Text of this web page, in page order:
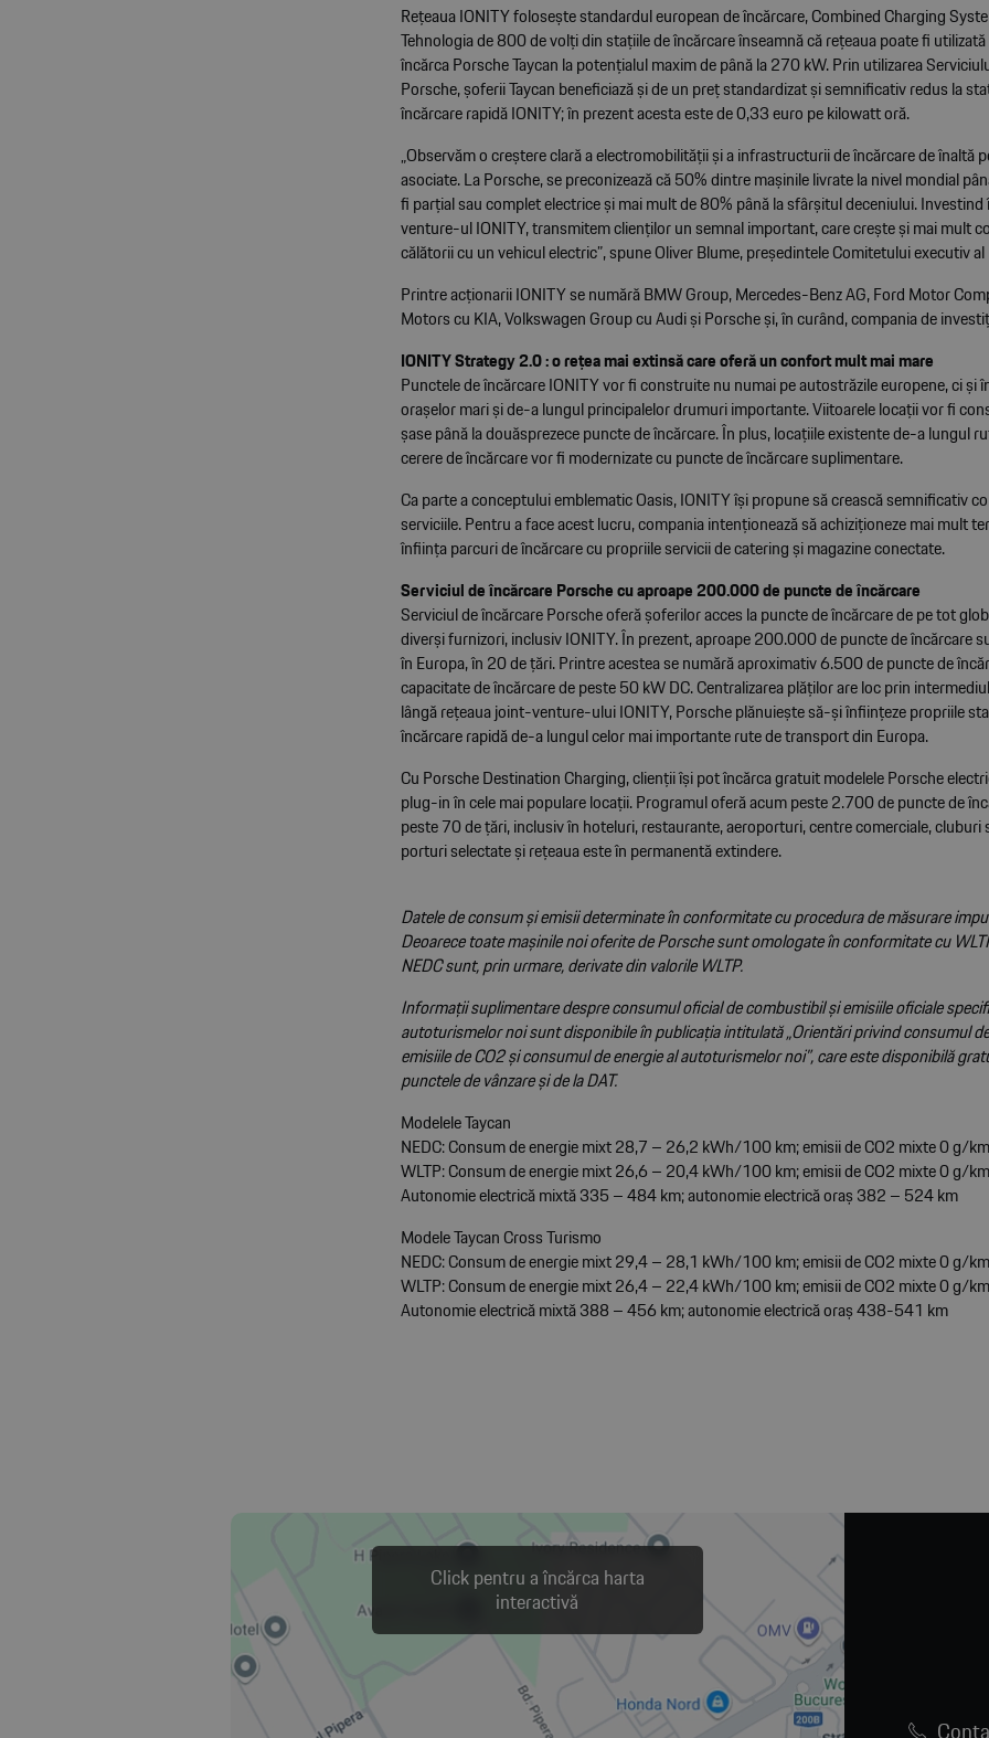
Rețeaua IONITY folosește standardul european de încărcare, Combined Charging
Tehnologia de 800 de volți din stațiile de încărcare înseamnă că rețeaua poate fi
încărca Porsche Taycan la potențialul maxim de până la 270 kW. Prin utilizarea
Porsche, șoferii Taycan beneficiază și de un preț standardizat și semnificativ redus la
încărcare rapidă IONITY; în prezent acesta este de 0,33 euro pe kilowatt oră.
„Observăm o creștere clară a electromobilității și a infrastructurii de încărcare de înaltă
asociate. La Porsche, se preconizează că 50% dintre mașinile livrate la nivel mondial
fi parțial sau complet electrice și mai mult de 80% până la sfârșitul deceniului.
venture-ul IONITY, transmitem clienților un semnal important, care crește și mai mult
călătorii cu un vehicul electric”, spune Oliver Blume, președintele Comitetului executiv
Printre acționarii IONITY se numără BMW Group, Mercedes-Benz AG, Ford Motor
Motors cu KIA, Volkswagen Group cu Audi și Porsche și, în curând, compania de
IONITY Strategy 2.0 : o rețea mai extinsă care oferă un confort mult mai mare
Punctele de încărcare IONITY vor fi construite nu numai pe autostrăzile europene, ci și
orașelor mari și de-a lungul principalelor drumuri importante. Viitoarele locații vor fi
șase până la douăsprezece puncte de încărcare. În plus, locațiile existente de-a lungul
cerere de încărcare vor fi modernizate cu puncte de încărcare suplimentare.
Ca parte a conceptului emblematic Oasis, IONITY își propune să crească semnificativ
serviciile. Pentru a face acest lucru, compania intenționează să achiziționeze mai mult
înființa parcuri de încărcare cu propriile servicii de catering și magazine conectate.
Serviciul de încărcare Porsche cu aproape 200.000 de puncte de încărcare
Serviciul de încărcare Porsche oferă șoferilor acces la puncte de încărcare de pe tot
diverși furnizori, inclusiv IONITY. În prezent, aproape 200.000 de puncte de încărcare
în Europa, în 20 de țări. Printre acestea se numără aproximativ 6.500 de puncte de
capacitate de încărcare de peste 50 kW DC. Centralizarea plăților are loc prin
lângă rețeaua joint-venture-ului IONITY, Porsche plănuiește să-și înființeze propriile
încărcare rapidă de-a lungul celor mai importante rute de transport din Europa.
Cu Porsche Destination Charging, clienții își pot încărca gratuit modelele Porsche
plug-in în cele mai populare locații. Programul oferă acum peste 2.700 de puncte de
peste 70 de țări, inclusiv în hoteluri, restaurante, aeroporturi, centre comerciale, cluburi
porturi selectate și rețeaua este în permanentă extindere.
Datele de consum și emisii determinate în conformitate cu procedura de măsurare
Deoarece toate mașinile noi oferite de Porsche sunt omologate în conformitate cu
NEDC sunt, prin urmare, derivate din valorile WLTP.
Informații suplimentare despre consumul oficial de combustibil și emisiile oficiale
autoturismelor noi sunt disponibile în publicația intitulată „Orientări privind consumul
emisiile de CO2 și consumul de energie al autoturismelor noi”, care este disponibilă
punctele de vânzare și de la DAT.
Modelele Taycan
NEDC: Consum de energie mixt 28,7 – 26,2 kWh/100 km; emisii de CO2 mixte 0 g/
WLTP: Consum de energie mixt 26,6 – 20,4 kWh/100 km; emisii de CO2 mixte 0 g/
Autonomie electrică mixtă 335 – 484 km; autonomie electrică oraș 382 – 524 km
Modele Taycan Cross Turismo
NEDC: Consum de energie mixt 29,4 – 28,1 kWh/100 km; emisii de CO2 mixte 0 g/
WLTP: Consum de energie mixt 26,4 – 22,4 kWh/100 km; emisii de CO2 mixte 0 g/
Autonomie electrică mixtă 388 – 456 km; autonomie electrică oraș 438-541 km
Click pentru a încărca harta
interactivă